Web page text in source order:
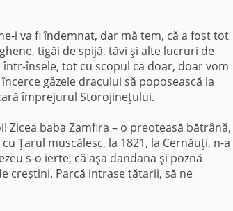
i va fi îndemnat, dar mă tem, că a fost tot
tigăi de spijă, tăvi şi alte lucruri de
însele, tot cu scopul că doar, doar vom
gâzele dracului să poposească la
împrejurul Storojineţului.
Zicea baba Zamfira – o preoteasă bătrână,
Ţarul muscălesc, la 1821, la Cernăuţi, n-a
s-o ierte, că aşa dandana şi poznă
creştini. Parcă intrase tătarii, să ne